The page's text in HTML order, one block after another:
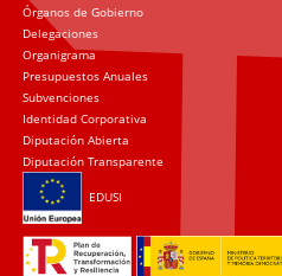
Órganos de Gobierno
Delegaciones
Organigrama
Presupuestos Anuales
Subvenciones
Identidad Corporativa
Diputación Abierta
Diputación Transparente
EDUSI